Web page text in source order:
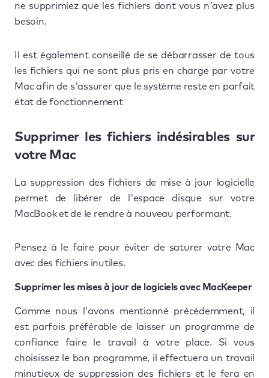
ne supprimiez que les fichiers dont vous n'avez plus
besoin.
Il est également conseillé de se débarrasser de tous
les fichiers qui ne sont plus pris en charge par votre
Mac afin de s'assurer que le système reste en parfait
état de fonctionnement
Supprimer les fichiers indésirables sur
votre Mac
La suppression des fichiers de mise à jour logicielle
permet de libérer de l'espace disque sur votre
MacBook et de le rendre à nouveau performant.
Pensez à le faire pour éviter de saturer votre Mac
avec des fichiers inutiles.
Supprimer les mises à jour de logiciels avec MacKeeper
Comme nous l'avons mentionné précédemment, il
est parfois préférable de laisser un programme de
confiance faire le travail à votre place. Si vous
choisissez le bon programme, il effectuera un travail
minutieux de suppression des fichiers et le fera en